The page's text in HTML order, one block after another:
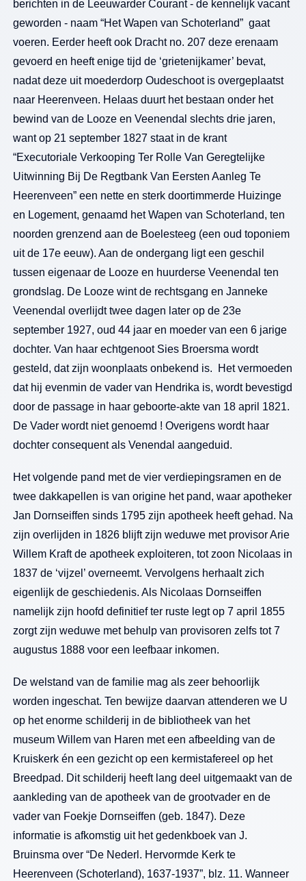
berichten in de Leeuwarder Courant - de kennelijk vacant
geworden - naam “Het Wapen van Schoterland” gaat
voeren. Eerder heeft ook Dracht no. 207 deze erenaam
gevoerd en heeft enige tijd de ‘grietenijkamer’ bevat,
nadat deze uit moederdorp Oudeschoot is overgeplaatst
naar Heerenveen. Helaas duurt het bestaan onder het
bewind van de Looze en Veenendal slechts drie jaren,
want op 21 september 1827 staat in de krant
“Executoriale Verkooping Ter Rolle Van Geregtelijke
Uitwinning Bij De Regtbank Van Eersten Aanleg Te
Heerenveen” een nette en sterk doortimmerde Huizinge
en Logement, genaamd het Wapen van Schoterland, ten
noorden grenzend aan de Boelesteeg (een oud toponiem
uit de 17e eeuw). Aan de ondergang ligt een geschil
tussen eigenaar de Looze en huurderse Veenendal ten
grondslag. De Looze wint de rechtsgang en Janneke
Veenendal overlijdt twee dagen later op de 23e
september 1927, oud 44 jaar en moeder van een 6 jarige
dochter. Van haar echtgenoot Sies Broersma wordt
gesteld, dat zijn woonplaats onbekend is. Het vermoeden
dat hij evenmin de vader van Hendrika is, wordt bevestigd
door de passage in haar geboorte-akte van 18 april 1821.
De Vader wordt niet genoemd ! Overigens wordt haar
dochter consequent als Venendal aangeduid.
Het volgende pand met de vier verdiepingsramen en de
twee dakkapellen is van origine het pand, waar apotheker
Jan Dornseiffen sinds 1795 zijn apotheek heeft gehad. Na
zijn overlijden in 1826 blijft zijn weduwe met provisor Arie
Willem Kraft de apotheek exploiteren, tot zoon Nicolaas in
1837 de ‘vijzel’ overneemt. Vervolgens herhaalt zich
eigenlijk de geschiedenis. Als Nicolaas Dornseiffen
namelijk zijn hoofd definitief ter ruste legt op 7 april 1855
zorgt zijn weduwe met behulp van provisoren zelfs tot 7
augustus 1888 voor een leefbaar inkomen.
De welstand van de familie mag als zeer behoorlijk
worden ingeschat. Ten bewijze daarvan attenderen we U
op het enorme schilderij in de bibliotheek van het
museum Willem van Haren met een afbeelding van de
Kruiskerk én een gezicht op een kermistafereel op het
Breedpad. Dit schilderij heeft lang deel uitgemaakt van de
aankleding van de apotheek van de grootvader en de
vader van Foekje Dornseiffen (geb. 1847). Deze
informatie is afkomstig uit het gedenkboek van J.
Bruinsma over “De Nederl. Hervormde Kerk te
Heerenveen (Schoterland), 1637-1937”, blz. 11. Wanneer